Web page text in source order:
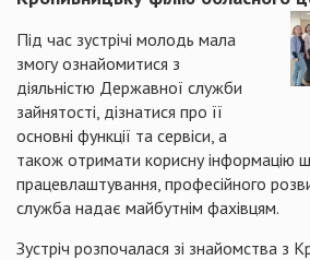
Під час зустрічі молодь мала
змогу ознайомитися з
діяльністю Державної служби
зайнятості, дізнатися про її
основні функції та сервіси, а
також отримати корисну
працевлаштування, професійного
служба надає майбутнім фахівцям.
Зустріч розпочалася зі знайомства з